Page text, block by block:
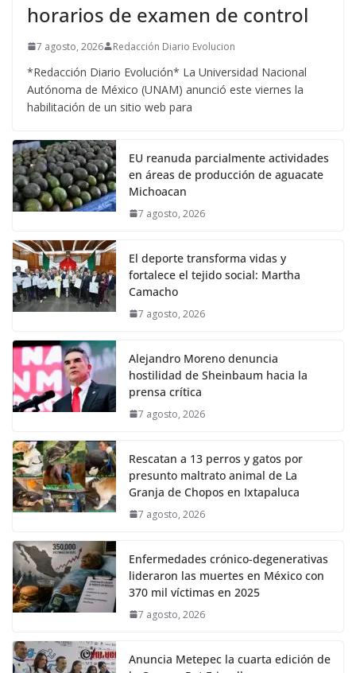
horarios de examen de control
7 agosto, 2026 Redacción Diario Evolucion
*Redacción Diario Evolución* La Universidad Nacional
Autónoma de México (UNAM) anunció este viernes la
habilitación de un sitio web para
EU reanuda parcialmente actividades
en áreas de producción de aguacate
Michoacan
7 agosto, 2026
El deporte transforma vidas y
fortalece el tejido social: Martha
Camacho
7 agosto, 2026
Alejandro Moreno denuncia
hostilidad de Sheinbaum hacia la
prensa crítica
7 agosto, 2026
Rescatan a 13 perros y gatos por
presunto maltrato animal de La
Granja de Chopos en Ixtapaluca
7 agosto, 2026
Enfermedades crónico-degenerativas
lideraron las muertes en México con
370 mil víctimas en 2025
7 agosto, 2026
Anuncia Metepec la cuarta edición de